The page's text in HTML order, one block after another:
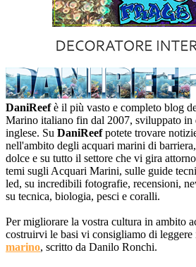
DaniReefè il più vasto e completo blog
Marino italiano fin dal 2007, sviluppato in
inglese. Su DaniReefpotete trovare
nell'ambito degli acquari marini di
dolce e su tutto il settore che vi gira
temi sugli Acquari Marini, sulle guide
led, su incredibili fotografie, recensioni,
su tecnica, biologia, pesci e coralli.
Per migliorare la vostra cultura in ambito
costruirvi le basi vi consigliamo di
marino, scritto da Danilo Ronchi.